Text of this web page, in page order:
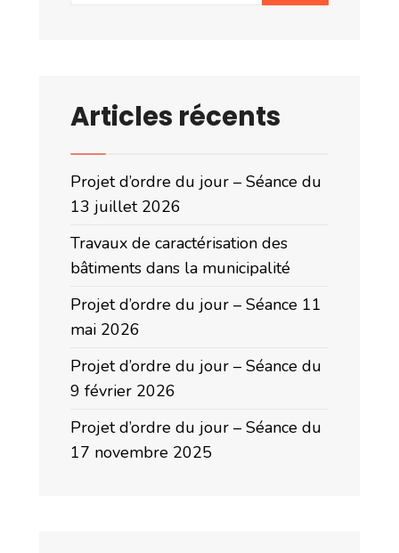
Articles récents
Projet d’ordre du jour – Séance du
13 juillet 2026
Travaux de caractérisation des
bâtiments dans la municipalité
Projet d’ordre du jour – Séance 11
mai 2026
Projet d’ordre du jour – Séance du
9 février 2026
Projet d’ordre du jour – Séance du
17 novembre 2025